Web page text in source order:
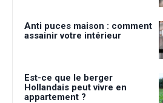
Anti puces maison : comment
assainir votre intérieur
Est-ce que le berger
Hollandais peut vivre en
appartement ?